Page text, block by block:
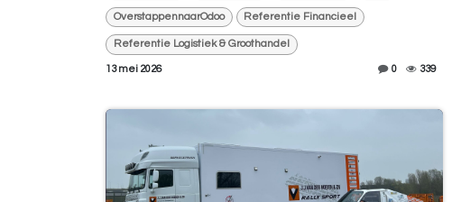
OverstappennaarOdoo Referentie Financieel
Referentie Logistiek & Groothandel
13 mei 2026 0 339